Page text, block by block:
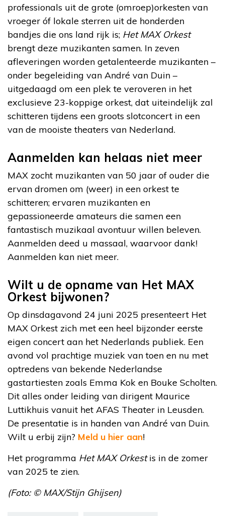
professionals uit de grote (omroep)orkesten van
vroeger óf lokale sterren uit de honderden
bandjes die ons land rijk is; Het MAX Orkest
brengt deze muzikanten samen. In zeven
afleveringen worden getalenteerde muzikanten –
onder begeleiding van André van Duin –
uitgedaagd om een plek te veroveren in het
exclusieve 23-koppige orkest, dat uiteindelijk zal
schitteren tijdens een groots slotconcert in een
van de mooiste theaters van Nederland.
Aanmelden kan helaas niet meer
MAX zocht muzikanten van 50 jaar of ouder die
ervan dromen om (weer) in een orkest te
schitteren; ervaren muzikanten en
gepassioneerde amateurs die samen een
fantastisch muzikaal avontuur willen beleven.
Aanmelden deed u massaal, waarvoor dank!
Aanmelden kan niet meer.
Wilt u de opname van Het MAX
Orkest bijwonen?
Op dinsdagavond 24 juni 2025 presenteert Het
MAX Orkest zich met een heel bijzonder eerste
eigen concert aan het Nederlands publiek. Een
avond vol prachtige muziek van toen en nu met
optredens van bekende Nederlandse
gastartiesten zoals Emma Kok en Bouke Scholten.
Dit alles onder leiding van dirigent Maurice
Luttikhuis vanuit het AFAS Theater in Leusden.
De presentatie is in handen van André van Duin.
Wilt u erbij zijn? Meld u hier aan!
Het programma Het MAX Orkestis in de zomer
van 2025 te zien.
(Foto: © MAX/Stijn Ghijsen)